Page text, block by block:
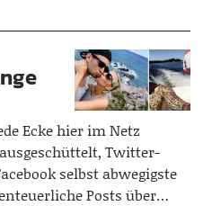
Ecke hier im Netz
Twitter-
selbst abwegigste
Posts über…